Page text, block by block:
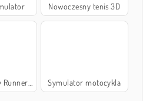
Nowoczesny tenis 3D
3D Symulator motocykla